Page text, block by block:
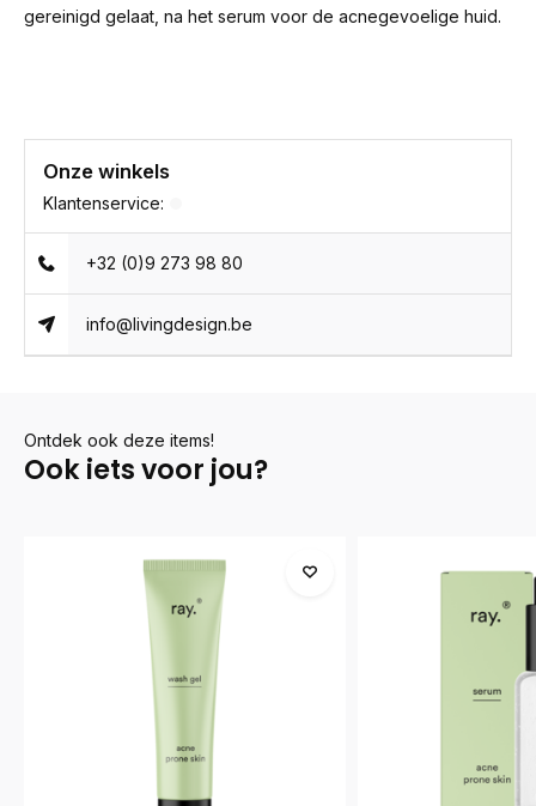
gereinigd gelaat, na het serum voor de acnegevoelige huid.
Onze winkels
Klantenservice:
+32 (0)9 273 98 80
info@livingdesign.be
Ontdek ook deze items!
Ook iets voor jou?